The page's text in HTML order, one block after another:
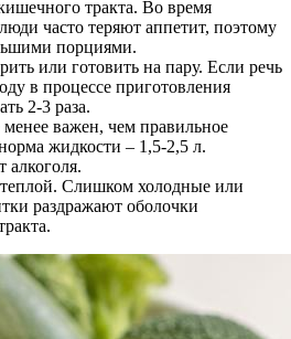
тракта. Во время
часто теряют аппетит, поэтому
порциями.
или готовить на пару. Если речь
в процессе приготовления
2-3 раза.
важен, чем правильное
жидкости – 1,5-2,5 л.
алкоголя.
Слишком холодные или
раздражают оболочки